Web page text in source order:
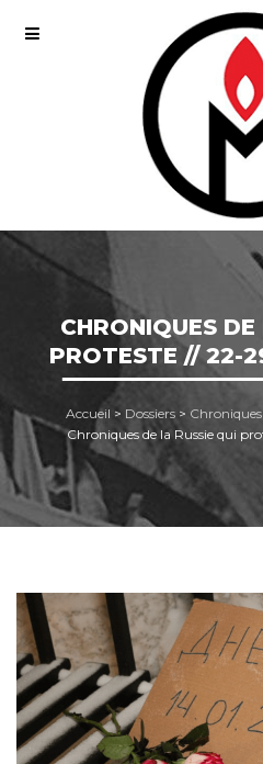
CHRONIQUES
PROTESTE // 22-
Accueil > Dossiers >
Chroniques de la Russie qui